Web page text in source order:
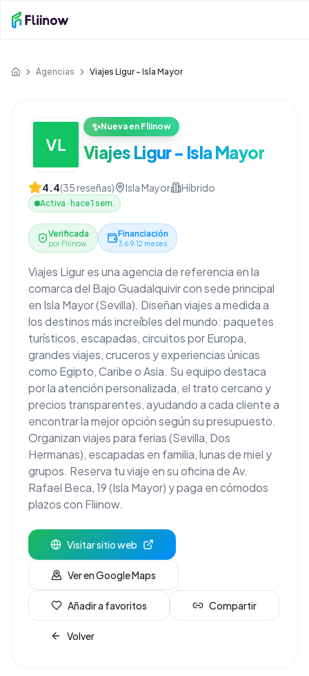
Inicio Agencias Viajes Ligur - Isla Mayor
✨Nueva en Fliinow
Viajes Ligur - Isla Mayor
4.4(35reseñas) Isla Mayor Híbrido
Activa · hace 1 sem.
Verificada
por Fliinow
Financiación
3·6·9·12 meses
Viajes Ligur es una agencia de referencia en la
comarca del Bajo Guadalquivir con sede principal
en Isla Mayor (Sevilla). Diseñan viajes a medida a
los destinos más increíbles del mundo: paquetes
turísticos, escapadas, circuitos por Europa,
grandes viajes, cruceros y experiencias únicas
como Egipto, Caribe o Asia. Su equipo destaca
por la atención personalizada, el trato cercano y
precios transparentes, ayudando a cada cliente a
encontrar la mejor opción según su presupuesto.
Organizan viajes para ferias (Sevilla, Dos
Hermanas), escapadas en familia, lunas de miel y
grupos. Reserva tu viaje en su oficina de Av.
Rafael Beca, 19 (Isla Mayor) y paga en cómodos
plazos con Fliinow.
Visitar sitio web
Ver en Google Maps
Añadir a favoritos Compartir
Volver